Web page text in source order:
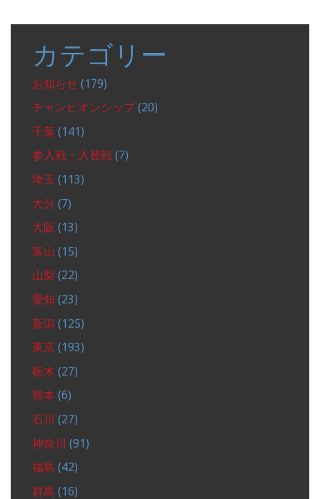
カテゴリー
お知らせ (179)
チャンピオンシップ(20)
千葉 (141)
参入戦・入替戦 (7)
埼玉 (113)
大分 (7)
大阪 (13)
富山 (15)
山梨 (22)
愛知 (23)
新潟 (125)
東京 (193)
栃木 (27)
熊本 (6)
石川 (27)
神奈川 (91)
福島 (42)
群馬 (16)